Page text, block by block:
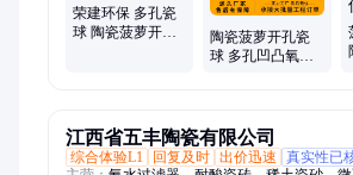
荣建环保 多孔瓷
球 陶瓷菠萝开孔
陶瓷菠萝开孔瓷
球 多孔凹凸氧化
江西省五丰陶瓷有限公司
综合体验L1
回复及时 出价迅速 真实性已